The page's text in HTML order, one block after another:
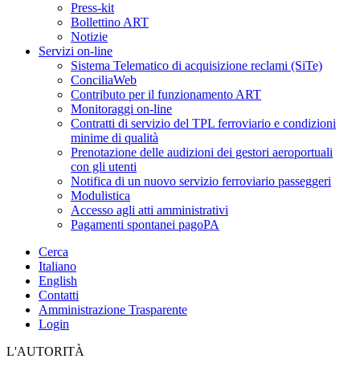
Press-kit
Bollettino ART
Notizie
Servizi on-line
Sistema Telematico di acquisizione reclami (SiTe)
ConciliaWeb
Contributo per il funzionamento ART
Monitoraggi on-line
Contratti di servizio del TPL ferroviario e condizioni
minime di qualità
Prenotazione delle audizioni dei gestori aeroportuali
con gli utenti
Notifica di un nuovo servizio ferroviario passeggeri
Modulistica
Accesso agli atti amministrativi
Pagamenti spontanei pagoPA
Cerca
Italiano
English
Contatti
Amministrazione Trasparente
Login
L'AUTORITÀ